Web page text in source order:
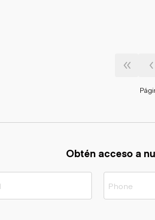
Obtén acceso a